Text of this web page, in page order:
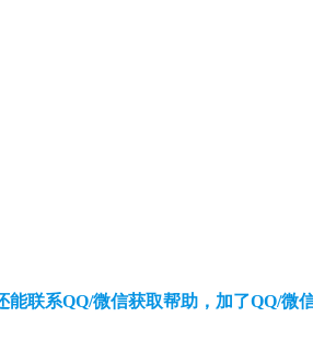
联系QQ/微信获取帮助，加了QQ/微